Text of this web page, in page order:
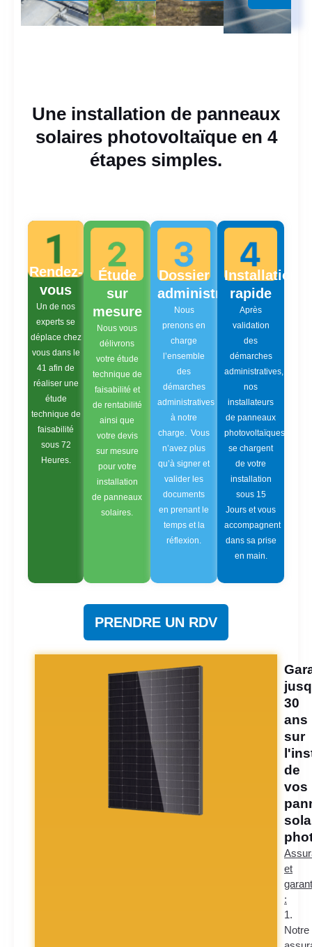
Une installation de panneaux
solaires photovoltaïque en 4
étapes simples.
Rendez-
vous
Un de nos
experts se
déplace chez
vous dans le
41 afin de
réaliser une
étude
technique de
faisabilité
sous 72
Heures.
Étude
sur
mesure
Nous vous
délivrons
votre étude
technique de
faisabilité et
de rentabilité
ainsi que
votre devis
sur mesure
pour votre
installation
de panneaux
solaires.
Dossier
administratif
Nous
prenons en
charge
l’ensemble
des
démarches
administratives
à notre
charge. Vous
n’avez plus
qu’à signer et
valider les
documents
en prenant le
temps et la
réflexion.
Installation
rapide
Après
validation
des
démarches
administratives,
nos
installateurs
de panneaux
photovoltaïques
se chargent
de votre
installation
sous 15
Jours et vous
accompagnent
dans sa prise
en main.
PRENDRE UN RDV
30
ans
sur
de
vos
et
:
1.
Notre